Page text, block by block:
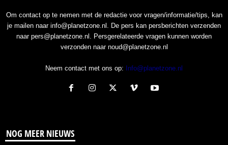
Om contact op te nemen met de redactie voor vragen/informatie/tips, kan
je mailen naar info@planetzone.nl. De pers kan persberichten verzenden
naar pers@planetzone.nl. Persgerelateerde vragen kunnen worden
verzonden naar noud@planetzone.nl
Neem contact met ons op: Info@planetzone.nl
NOG MEER NIEUWS